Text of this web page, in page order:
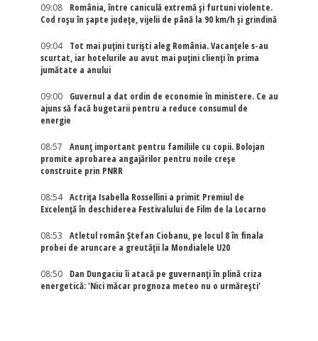
09:08
România, între caniculă extremă și furtuni violente.
Cod roșu în șapte județe, vijelii de până la 90 km/h și grindină
09:04
Tot mai puțini turiști aleg România. Vacanțele s-au
scurtat, iar hotelurile au avut mai puțini clienți în prima
jumătate a anului
09:00
Guvernul a dat ordin de economie în ministere. Ce au
ajuns să facă bugetarii pentru a reduce consumul de
energie
08:57
Anunț important pentru familiile cu copii. Bolojan
promite aprobarea angajărilor pentru noile creșe
construite prin PNRR
08:54
Actriţa Isabella Rossellini a primit Premiul de
Excelenţă în deschiderea Festivalului de Film de la Locarno
08:53
Atletul român Ștefan Ciobanu, pe locul 8 în finala
probei de aruncare a greutății la Mondialele U20
08:50
Dan Dungaciu îi atacă pe guvernanți în plină criza
energetică: 'Nici măcar prognoza meteo nu o urmărești'